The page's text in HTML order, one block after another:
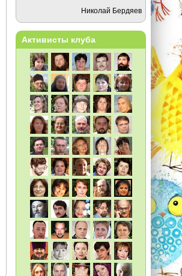
Николай Бердяев
Активисты клуба